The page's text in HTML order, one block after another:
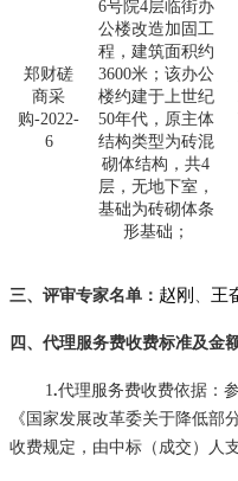
郑财磋
商采
购-2022-
6
6号院4层临街办
公楼改造加固工
程，建筑面积约
3600米；该办公
楼约建于上世纪
50年代，原主体
结构类型为砖混
砌体结构，共4
层，无地下室，
基础为砖砌体条
形基础 ；
三、评审专家名单： 赵刚 、 王
四、代理服务费收费标准及金
1.代理服务费收费依据：
《国家发展改革委关于降低
收费规定，由中标（成交）人